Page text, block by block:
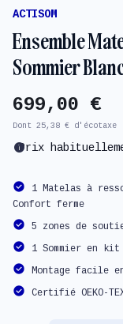
ACTISOM
Ensemble
Sommier
699,00 €
Dont 25,38 € d'écotaxe
infoPrix
1 Matelas à
Confort ferme
5 zones de
1 Sommier en
Montage facile
Certifié OEKO-